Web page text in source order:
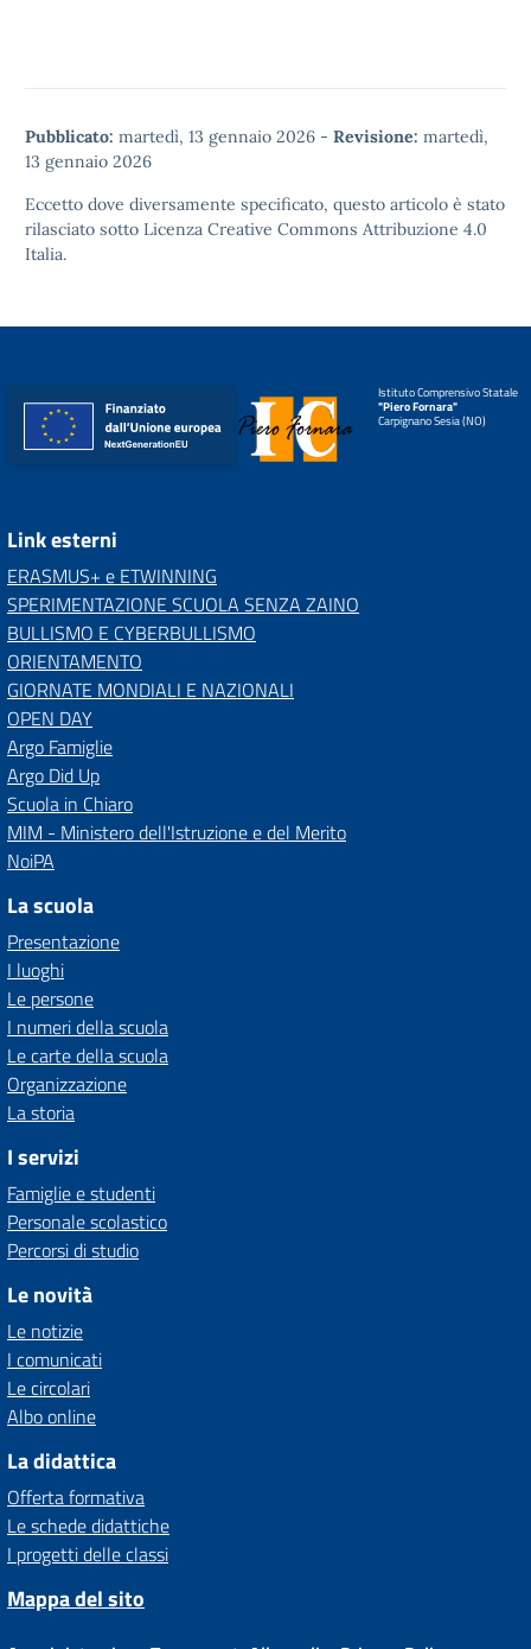
Pubblicato: martedì, 13 gennaio 2026 - Revisione: martedì,
13 gennaio 2026
Eccetto dove diversamente specificato, questo articolo è stato
rilasciato sotto Licenza Creative Commons Attribuzione 4.0
Italia.
Istituto Comprensivo Statale
"Piero Fornara"
Carpignano Sesia (NO)
Link esterni
ERASMUS+ e ETWINNING
SPERIMENTAZIONE SCUOLA SENZA ZAINO
BULLISMO E CYBERBULLISMO
ORIENTAMENTO
GIORNATE MONDIALI E NAZIONALI
OPEN DAY
Argo Famiglie
Argo Did Up
Scuola in Chiaro
MIM - Ministero dell'Istruzione e del Merito
NoiPA
La scuola
Presentazione
I luoghi
Le persone
I numeri della scuola
Le carte della scuola
Organizzazione
La storia
I servizi
Famiglie e studenti
Personale scolastico
Percorsi di studio
Le novità
Le notizie
I comunicati
Le circolari
Albo online
La didattica
Offerta formativa
Le schede didattiche
I progetti delle classi
Mappa del sito